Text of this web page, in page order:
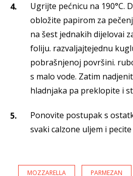
Ugrijte pećnicu na 190°C.
obložite papirom za
na šest jednakih dijelovai
foliju. razvaljajtejednu
pobrašnjenoj površini.
s malo vode. Zatim
hladnjaka pa preklopite i
Ponovite postupak s
svaki calzone uljem i
MOZZARELLA PARMEZAN